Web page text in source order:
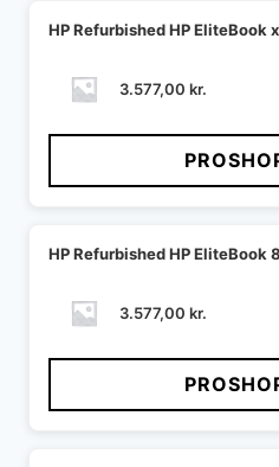
HP Refurbished HP EliteBook
3.577,00 kr.
HP Refurbished HP EliteBook
3.577,00 kr.